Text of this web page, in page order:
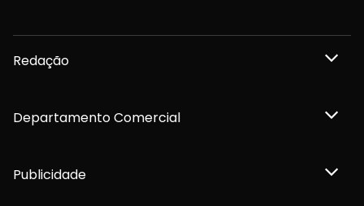
Redação
Departamento Comercial
Publicidade